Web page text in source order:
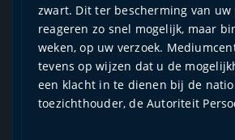
zwart. Dit ter bescherming van uw
reageren zo snel mogelijk, maar
weken, op uw verzoek.
tevens op wijzen dat u de
een klacht in te dienen bij de
toezichthouder, de Autoriteit